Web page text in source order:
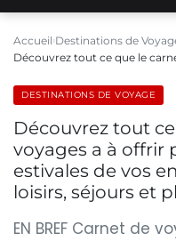
Accueil Destinations de
Découvrez tout ce que le
DESTINATIONS DE VOYAGE
Découvrez tout
voyages a à offrir
estivales de vos
loisirs, séjours et
EN BREF Carnet de